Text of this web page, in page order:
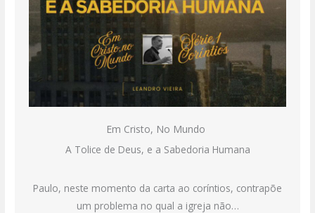
Em Cristo, No Mundo
A Tolice de Deus, e a Sabedoria Humana
Paulo, neste momento da carta ao coríntios, contrapõe
um problema no qual a igreja não…